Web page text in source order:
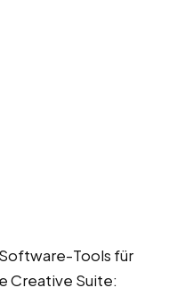
Tools für
Creative Suite: